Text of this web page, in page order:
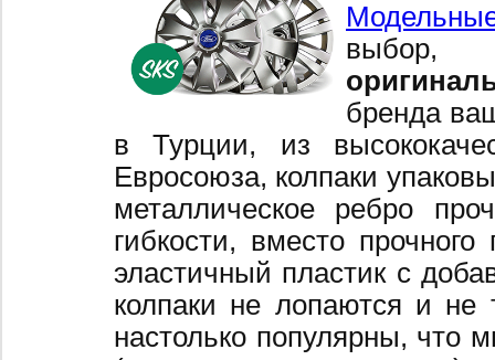
выбор,
бренда
в Турции, из
Евросоюза, колпаки
металлическое ребро
гибкости, вместо
эластичный пластик с
колпаки не лопаются и не
настолько популярны, что